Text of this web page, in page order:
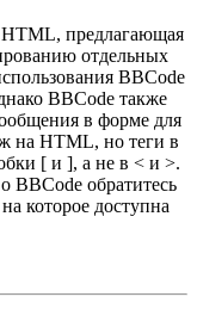
HTML, предлагающая
отдельных
BBCode
BBCode также
в форме для
на HTML, но теги в
[ и ], а не в < и >.
BBCode обратитесь
которое доступна